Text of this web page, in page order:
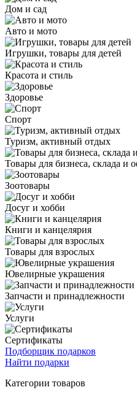
Дом и сад
Авто и мото
Игрушки, товары для детей
Красота и стиль
Здоровье
Спорт
Туризм, активный отдых
Товары для бизнеса, склада и
Зоотовары
Досуг и хобби
Книги и канцелярия
Товары для взрослых
Ювелирные украшения
Запчасти и принадлежности
Услуги
Сертификаты
Подборщик подарков
Найти подарки
Категории товаров